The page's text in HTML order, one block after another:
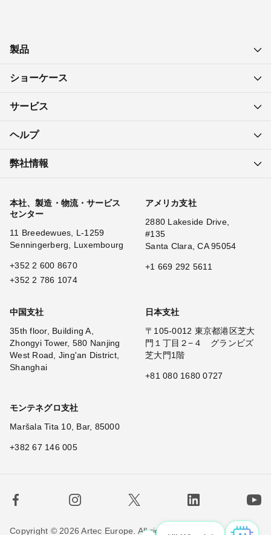
製品
ショーケース
サービス
ヘルプ
弊社情報
本社、製造・物流・サービス
センター
11 Breedewues, L-1259
Senningerberg, Luxembourg
+352 2 600 8670
+352 2 786 1074
アメリカ支社
2880 Lakeside Drive,
#135
Santa Clara, CA 95054
+1 669 292 5611
中国支社
35th floor, Building A,
Zhongyi Tower, 580 Nanjing
West Road, Jing'an District,
Shanghai
日本支社
〒105-0012 東京都港区芝大
門１丁目２−４ グランビズ
芝大門1階
+81 080 1680 0727
モンテネグロ支社
Maršala Tita 10, Bar, 85000
+382 67 146 005
Copyright © 2026 Artec Europe. All rights reserved.